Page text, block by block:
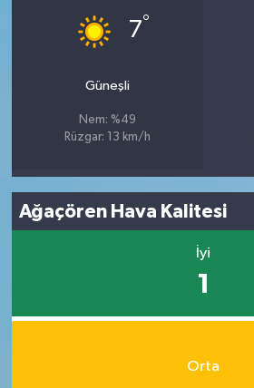
7°
Güneşli
Nem: %49
Rüzgar: 13 km/h
Ağaçören Hava Kalitesi
İyi
1
Orta